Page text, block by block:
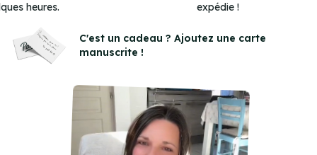
heures.
expédie !
C'est un cadeau ? Ajoutez une carte
manuscrite !